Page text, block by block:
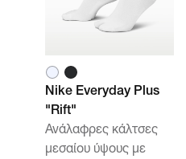
Nike Everyday Plus
"Rift"
Ανάλαφρες κάλτσες
μεσαίου ύψους με